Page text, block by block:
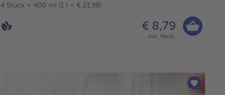
4 Stück = 400 ml (1 l = € 21,98)
€ 8,79
inkl. MwSt.